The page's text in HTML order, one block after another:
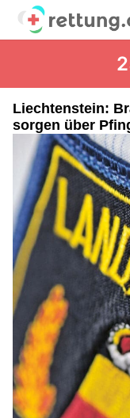
Liechtenstein:
sorgen über